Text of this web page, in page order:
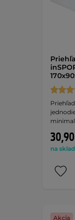
na
Akcia